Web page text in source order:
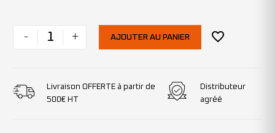
- + AJOUTER AU PANIER
Livraison OFFERTE à partir de
500€ HT
Distributeur
agréé